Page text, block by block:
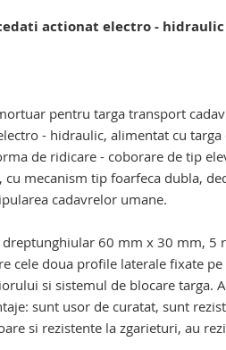
actionat electro - hidraulic
pentru targa transport
- hidraulic, alimentat cu targa
de ridicare - coborare de tip
cu mecanism tip foarfeca dubla,
cadavrelor umane.
60 mm x 30 mm, 5
cele doua profile laterale fixate pe
si sistemul de blocare targa.
sunt usor de curatat, sunt
si rezistente la zgarieturi, au